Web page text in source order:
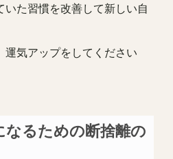
た習慣を改善して新しい自
運気アップをしてください
なるための断捨離の